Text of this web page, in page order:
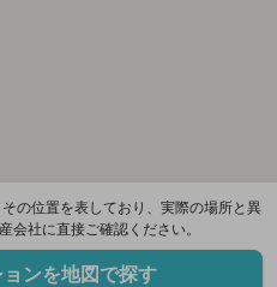
の位置を表しており、実際の場所と異
会社に直接ご確認ください。
ンを地図で探す